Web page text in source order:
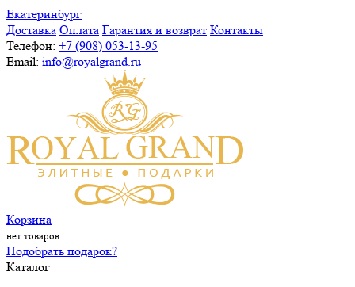
Екатеринбург
Доставка Оплата Гарантия и возврат Контакты
Телефон: +7 (908) 053-13-95
Email: info@royalgrand.ru
Корзина
нет товаров
Подобрать подарок?
Каталог